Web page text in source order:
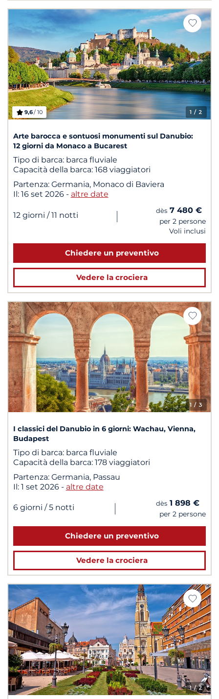
1 / 2
9,6/ 10
Arte barocca e sontuosi monumenti sul Danubio:
12 giorni da Monaco a Bucarest
Tipo di barca: barca fluviale
Capacità della barca: 168 viaggiatori
Partenza: Germania, Monaco di Baviera
Il: 16 set 2026 - altre date
12 giorni / 11 notti | dès 7 480 €
per 2 persone
Voli inclusi
Chiedere un preventivo
Vedere la crociera
1 / 3
I classici del Danubio in 6 giorni: Wachau, Vienna,
Budapest
Tipo di barca: barca fluviale
Capacità della barca: 178 viaggiatori
Partenza: Germania, Passau
Il: 1 set 2026 - altre date
6 giorni / 5 notti | dès 1 898 €
per 2 persone
Chiedere un preventivo
Vedere la crociera
1/ 2